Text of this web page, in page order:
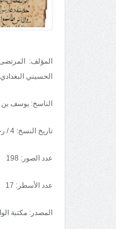
المؤلف:
الحسيني البغدادي
الناسخ: يوسف
تاريخ النسخ: 4 / رجب / 693
عدد الصور: 198
عدد الأسطر: 17
المصدر: مكتبة